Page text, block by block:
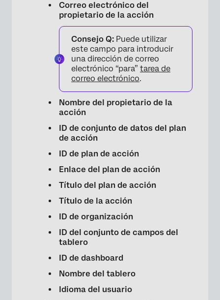
Correo electrónico del
propietario de la acción
Consejo Q: Puede utilizar
este campo para introducir
una dirección de correo
electrónico “para” tarea de
correo electrónico.
Nombre del propietario de la
acción
ID de conjunto de datos del plan
de acción
ID de plan de acción
Enlace del plan de acción
Título del plan de acción
Título de la acción
ID de organización
ID del conjunto de campos del
tablero
ID de dashboard
Nombre del tablero
Idioma del usuario